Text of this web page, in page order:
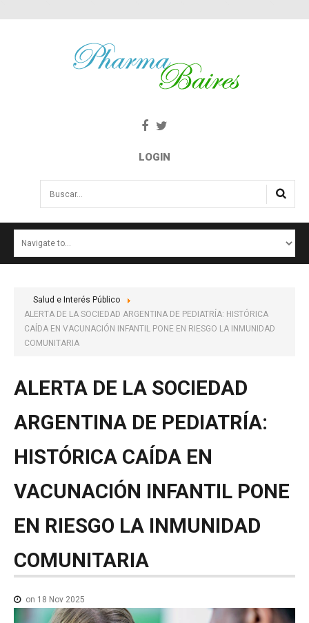
LOGIN
Buscar...
NOTICIAS
NOTICIAS MEDICAMENTOS
Salud e Interés Público
ALERTA DE LA SOCIEDAD ARGENTINA DE PEDIATRÍA: HISTÓRICA
CAÍDA EN VACUNACIÓN INFANTIL PONE EN RIESGO LA INMUNIDAD
COMUNITARIA
ALERTA DE LA SOCIEDAD
ARGENTINA DE PEDIATRÍA:
HISTÓRICA CAÍDA EN
VACUNACIÓN INFANTIL PONE
EN RIESGO LA INMUNIDAD
COMUNITARIA
on 18 Nov 2025